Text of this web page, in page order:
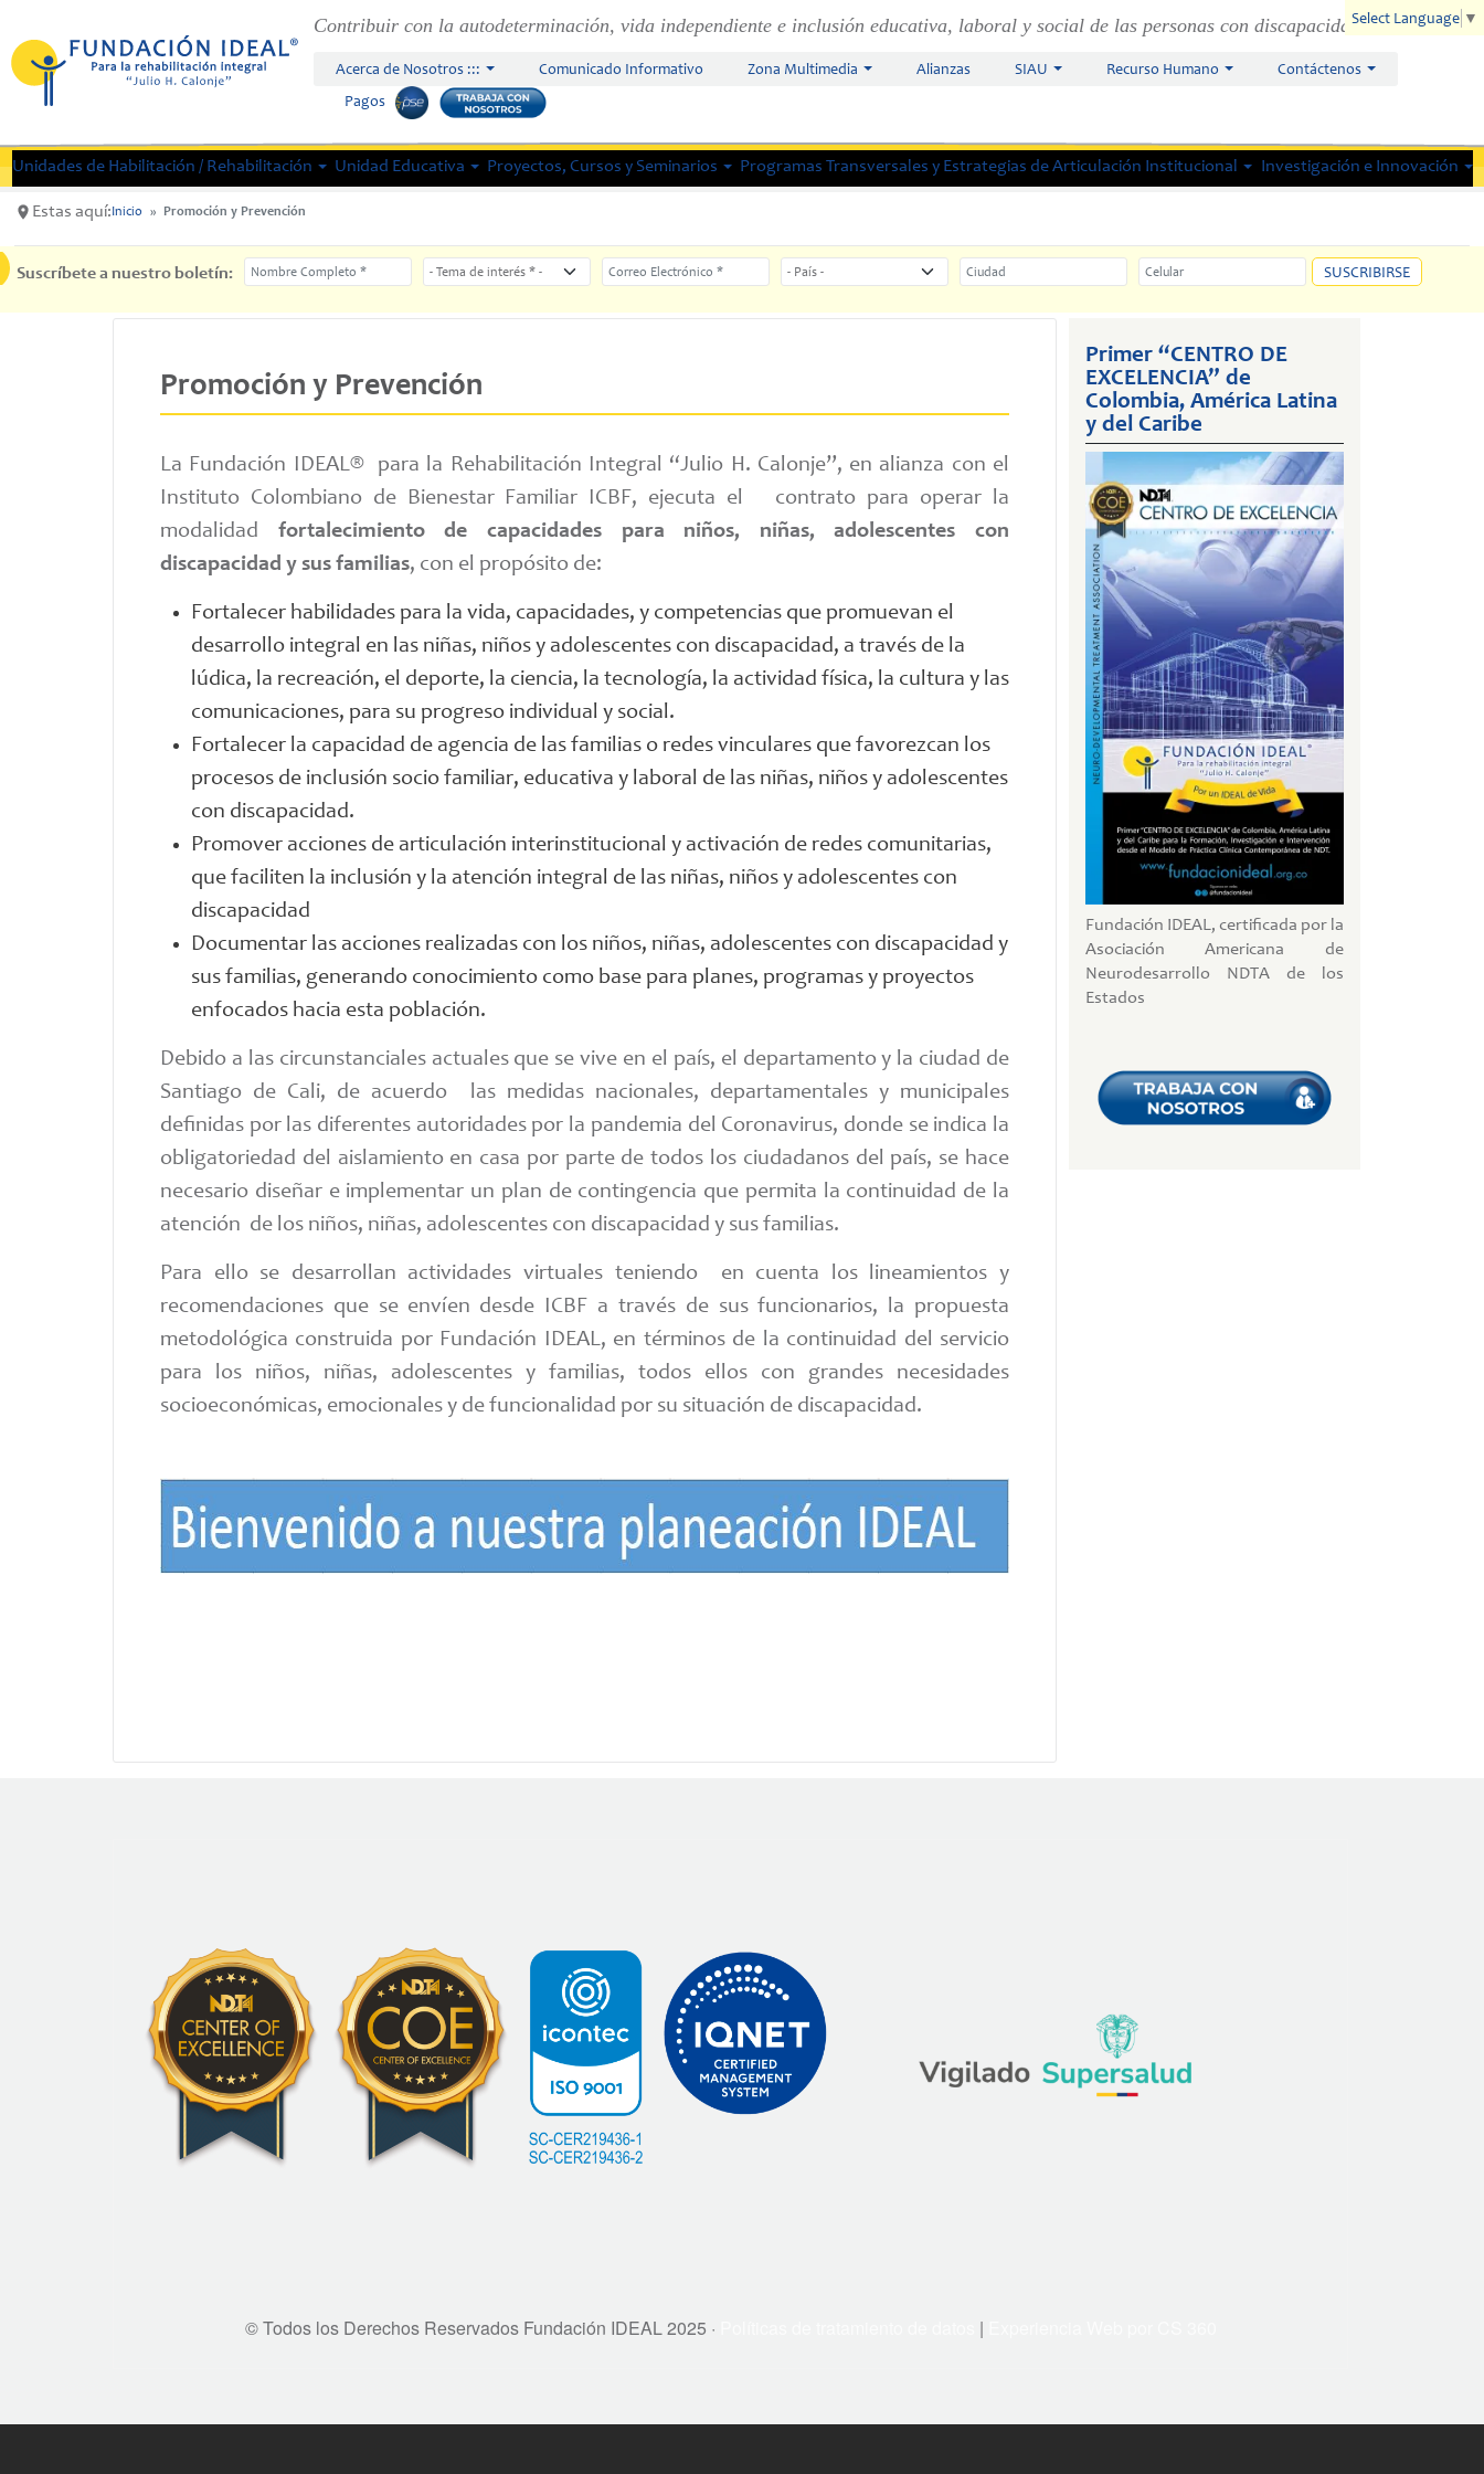
Select Language ▼
Contribuir con la autodeterminación, vida independiente e inclusión educativa, laboral y social de las personas con discapacidad.
Acerca de Nosotros ::: Comunicado Informativo Zona Multimedia Alianzas SIAU Recurso Humano
Contáctenos
Pagos
Unidades de Habilitación / Rehabilitación Unidad Educativa Proyectos, Cursos y Seminarios Programas Transversales y Estrategias de Articulación Institucional Investigación e Innovación
Estas aquí:Inicio Promoción y Prevención
Suscríbete a nuestro boletín: Nombre Completo Tema de interes Correo Electrónico País Ciudad Celular SUSCRIBIRSE
Promoción y Prevención
La Fundación IDEAL® para la Rehabilitación Integral “Julio H. Calonje”, en alianza con el
Instituto Colombiano de Bienestar Familiar ICBF, ejecuta el contrato para operar la
modalidad fortalecimiento de capacidades para niños, niñas, adolescentes con
discapacidad y sus familias, con el propósito de:
Fortalecer habilidades para la vida, capacidades, y competencias que promuevan el
desarrollo integral en las niñas, niños y adolescentes con discapacidad, a través de la
lúdica, la recreación, el deporte, la ciencia, la tecnología, la actividad física, la cultura y las
comunicaciones, para su progreso individual y social.
Fortalecer la capacidad de agencia de las familias o redes vinculares que favorezcan los
procesos de inclusión socio familiar, educativa y laboral de las niñas, niños y adolescentes
con discapacidad.
Promover acciones de articulación interinstitucional y activación de redes comunitarias,
que faciliten la inclusión y la atención integral de las niñas, niños y adolescentes con
discapacidad
Documentar las acciones realizadas con los niños, niñas, adolescentes con discapacidad y
sus familias, generando conocimiento como base para planes, programas y proyectos
enfocados hacia esta población.
Debido a las circunstanciales actuales que se vive en el país, el departamento y la ciudad de
Santiago de Cali, de acuerdo las medidas nacionales, departamentales y municipales
definidas por las diferentes autoridades por la pandemia del Coronavirus, donde se indica la
obligatoriedad del aislamiento en casa por parte de todos los ciudadanos del país, se hace
necesario diseñar e implementar un plan de contingencia que permita la continuidad de la
atención de los niños, niñas, adolescentes con discapacidad y sus familias.
Para ello se desarrollan actividades virtuales teniendo en cuenta los lineamientos y
recomendaciones que se envíen desde ICBF a través de sus funcionarios, la propuesta
metodológica construida por Fundación IDEAL, en términos de la continuidad del servicio
para los niños, niñas, adolescentes y familias, todos ellos con grandes necesidades
socioeconómicas, emocionales y de funcionalidad por su situación de discapacidad.
Primer “CENTRO DE
EXCELENCIA” de
Colombia, América Latina
y del Caribe
Fundación IDEAL, certificada por la
Asociación Americana de
Neurodesarrollo NDTA de los
Estados
© Todos los Derechos Reservados Fundación IDEAL 2025 · |